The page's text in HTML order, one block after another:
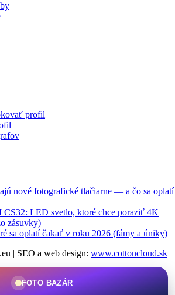
profil
nové fotografické tlačiarne — a čo sa oplatí
CS32: LED svetlo, ktoré chce poraziť 4K
zásuvky)
sa oplatí čakať v roku 2026 (fámy a úniky)
| SEO a web design: www.cottoncloud.sk
FOTO BAZÁR